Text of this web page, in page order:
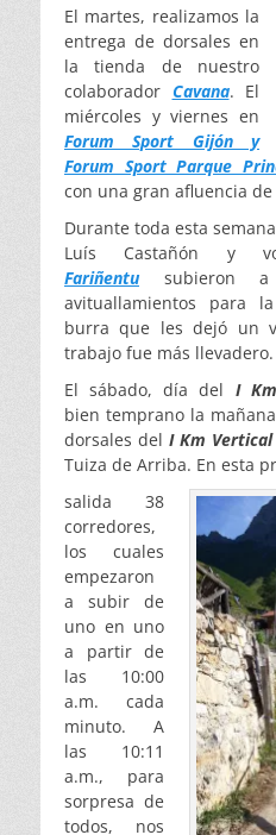
El martes, realizamos la
entrega de dorsales en
la tienda de nuestro
colaborador Cavana. El
miércoles y viernes en
Forum Sport Gijón y
Forum Sport Parque
con una gran afluencia
Durante toda esta
Luís Castañón y
Fariñentusubieron a
avituallamientos para
burra que les dejó un
trabajo fue más llevadero.
El sábado, día del I
bien temprano la
dorsales del I Km Vertical
Tuiza de Arriba. En esta
salida 38
corredores,
los cuales
empezaron
a subir de
uno en uno
a partir de
las 10:00
a.m. cada
minuto. A
las 10:11
a.m., para
sorpresa de
todos, nos